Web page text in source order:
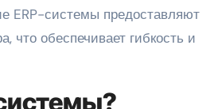
ERP-системы предоставляют
обеспечивает гибкость и